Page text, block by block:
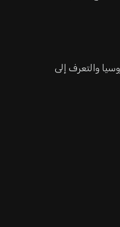
والصغيرة، وعليك التعرف إلى أهم 5 أو 7 بنوك في روسيا والتعرف إلى